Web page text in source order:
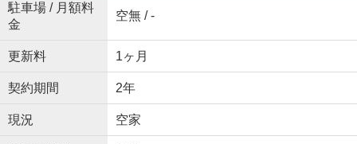
駐車場 / 月額料
金
空無 / -
更新料 1ヶ月
契約期間 2年
現況 空家